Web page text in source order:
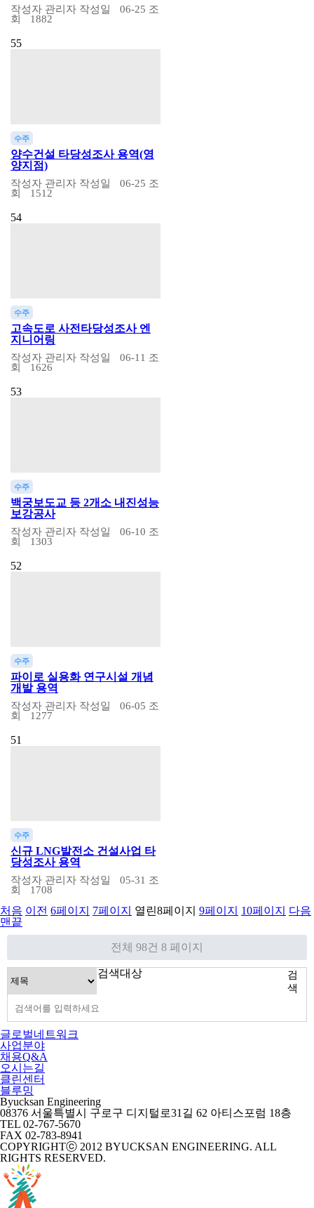
작성자 관리자 작성일 06-25 조
회
1882
55
수주
양수건설 타당성조사 용역(영
양지점)
작성자 관리자 작성일 06-25 조
회
1512
54
수주
고속도로 사전타당성조사 엔
지니어링
작성자 관리자 작성일 06-11 조
회
1626
53
수주
백궁보도교 등 2개소 내진성능
보강공사
작성자 관리자 작성일 06-10 조
회
1303
52
수주
파이로 실용화 연구시설 개념
개발 용역
작성자 관리자 작성일 06-05 조
회
1277
51
수주
신규 LNG발전소 건설사업 타
당성조사 용역
작성자 관리자 작성일 05-31 조
회
1708
처음 이전 6페이지 7페이지 열린8페이지 9페이지 10페이지
다음
맨끝
전체 98건 8 페이지
검색대상
검
색
글로벌네트워크
사업분야
채용Q&A
오시는길
클린센터
블루밍
Byucksan Engineering
08376 서울특별시 구로구 디지털로31길 62 아티스포럼 18층
TEL 02-767-5670
FAX 02-783-8941
COPYRIGHTⓒ 2012 BYUCKSAN ENGINEERING. ALL
RIGHTS RESERVED.